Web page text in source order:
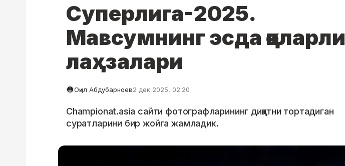
Суперлига-2025.
Мавсумнинг эсда қоларли
лаҳзалари
Оқил Абдубарноев2 дек 2025, 02:20
Championat.asia сайти фотографларининг диққатни тортадиган
суратларини бир жойга жамладик.